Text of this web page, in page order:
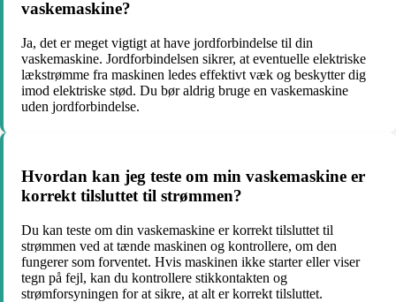
vaskemaskine?
Ja, det er meget vigtigt at have jordforbindelse til din
vaskemaskine. Jordforbindelsen sikrer, at eventuelle elektriske
lækstrømme fra maskinen ledes effektivt væk og beskytter dig
imod elektriske stød. Du bør aldrig bruge en vaskemaskine
uden jordforbindelse.
Hvordan kan jeg teste om min vaskemaskine er
korrekt tilsluttet til strømmen?
Du kan teste om din vaskemaskine er korrekt tilsluttet til
strømmen ved at tænde maskinen og kontrollere, om den
fungerer som forventet. Hvis maskinen ikke starter eller viser
tegn på fejl, kan du kontrollere stikkontakten og
strømforsyningen for at sikre, at alt er korrekt tilsluttet.